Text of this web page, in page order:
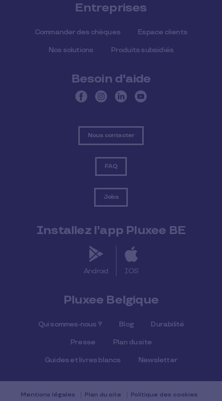
Entreprises
Commander des chèques Espace clients
Nos solutions Produits subsidiés
Besoin d'aide
Nous contacter
FAQ
Jobs
Installez l'app Pluxee BE
Android IOS
Pluxee Belgique
Qui sommes-nous ? Blog Durabilité
Presse Plan du site
Guides et livres blancs Newsletter
Mentions légales Plan du site Politique des cookies